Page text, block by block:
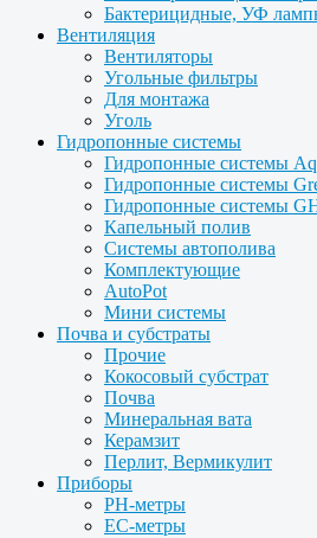
Бактерицидные, УФ
Вентиляция
Вентиляторы
Угольные фильтры
Для монтажа
Уголь
Гидропонные системы
Гидропонные системы
Гидропонные системы
Гидропонные системы
Капельный полив
Системы автополива
Комплектующие
AutoPot
Мини системы
Почва и субстраты
Прочие
Кокосовый субстрат
Почва
Минеральная вата
Керамзит
Перлит, Вермикулит
Приборы
PH-метры
EC-метры